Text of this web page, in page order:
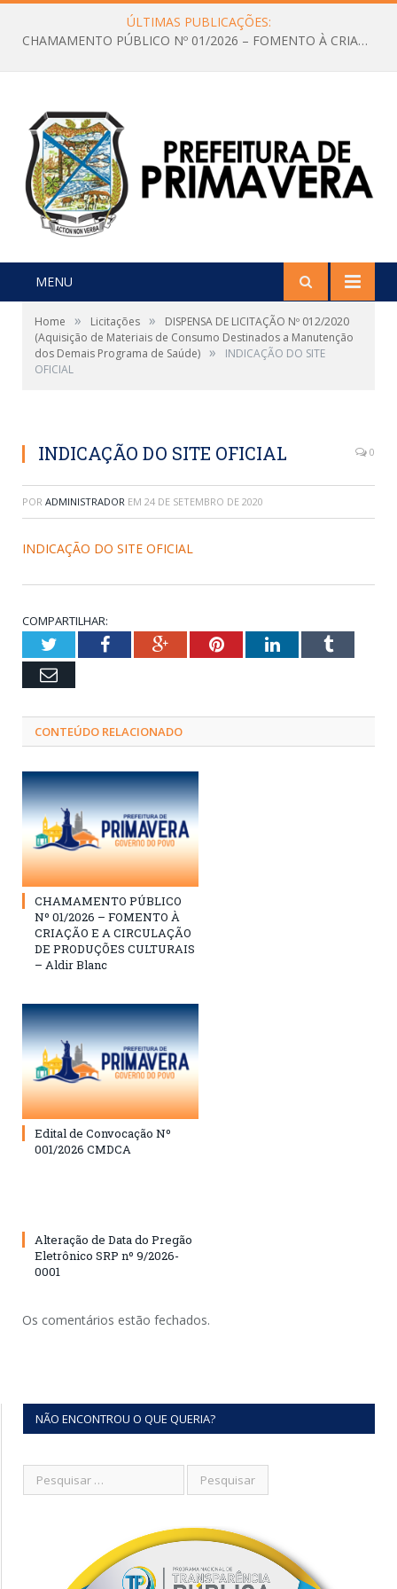
ÚLTIMAS PUBLICAÇÕES:
CHAMAMENTO PÚBLICO Nº 01/2026 – FOMENTO À CRIAÇÃO E A CIRCULAÇÃO DE PRODUÇÕES CULTURAIS – Aldir Blanc
MENU
Home » Licitações »
DISPENSA DE LICITAÇÃO Nº 012/2020
(Aquisição de Materiais de Consumo Destinados a Manutenção
dos Demais Programa de Saúde) »
INDICAÇÃO DO SITE
OFICIAL
INDICAÇÃO DO SITE OFICIAL 0
POR ADMINISTRADOR EM 24 DE SETEMBRO DE 2020
INDICAÇÃO DO SITE OFICIAL
COMPARTILHAR:
TwitterFacebookGoogle+PinterestLinkedInTumblr
Email
CONTEÚDO RELACIONADO
CHAMAMENTO PÚBLICO
Nº 01/2026 – FOMENTO À
CRIAÇÃO E A CIRCULAÇÃO
DE PRODUÇÕES CULTURAIS
– Aldir Blanc
Edital de Convocação Nº
001/2026 CMDCA
Alteração de Data do Pregão
Eletrônico SRP nº 9/2026-
0001
Os comentários estão fechados.
NÃO ENCONTROU O QUE QUERIA?